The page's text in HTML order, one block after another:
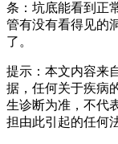
条：坑底能看到正
管有没有看得见的
了。
提示：本文内容来
据，任何关于疾病
生诊断为准，不代
担由此引起的任何